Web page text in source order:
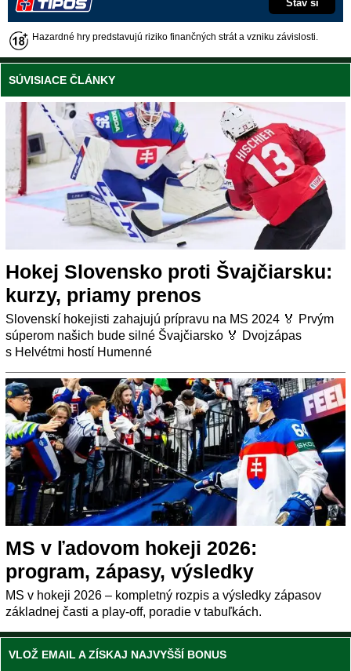
Stav si
Hazardné hry predstavujú riziko finančných strát a vzniku závislosti.
SÚVISIACE ČLÁNKY
Hokej Slovensko proti Švajčiarsku:
kurzy, priamy prenos
Slovenskí hokejisti zahajujú prípravu na MS 2024 🏅 Prvým
súperom našich bude silné Švajčiarsko 🏅 Dvojzápas
s Helvétmi hostí Humenné
MS v ľadovom hokeji 2026:
program, zápasy, výsledky
MS v hokeji 2026 – kompletný rozpis a výsledky zápasov
základnej časti a play-off, poradie v tabuľkách.
VLOŽ EMAIL A ZÍSKAJ NAJVYŠŠÍ BONUS